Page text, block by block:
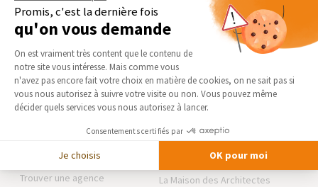
AGENCES DE TOULOUSE (8
PLACE OLIVIER & 87 AV. JEAN
RIEUX)
Qui sommes-nous
Partenaires
Trouver une agence
NOS DOMAINES
D’INTERVENTION
EXTENSION
RÉNOVATION INTÉRIEURE
TRAVAUX EXTÉRIEURS
NOS PARTENAIRES
La Maison des Architectes
Promis, c'est la dernière fois
qu'on vous demande
Plateforme de Gestion du
On est vraiment très content que le contenu de
notre site vous intéresse. Mais comme vous
n'avez pas encore fait votre choix en matière de cookies, on ne sait pas si
vous nous autorisez à suivre votre visite ou non. Vous pouvez même
décider quels services vous nous autorisez à lancer.
Consentements certifiés par
Je choisis OK pour moi
Axeptio consent